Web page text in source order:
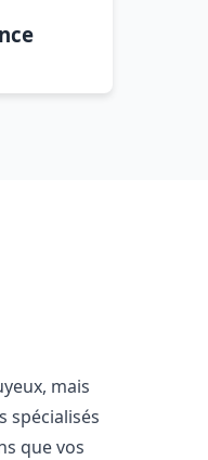
mais
spécialisés
que vos